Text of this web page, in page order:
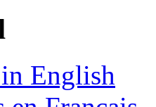
English